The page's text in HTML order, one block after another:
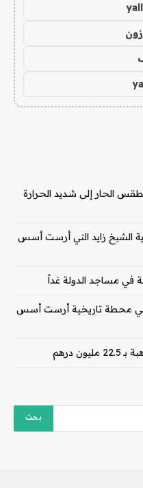
الحار إلى شديد الحرارة
زايد التي أرست أسس
في مساجد الدولة غداً
محطة تاريخية أرست أسس
درهم